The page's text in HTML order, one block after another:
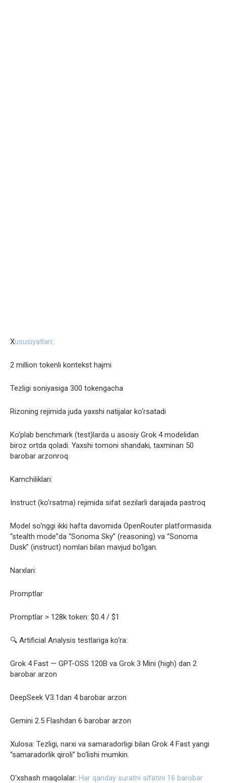
Xususiyatlari:
2 million tokenli kontekst hajmi
Tezligi soniyasiga 300 tokengacha
Rizoning rejimida juda yaxshi natijalar ko‘rsatadi
Ko‘plab benchmark (test)larda u asosiy Grok 4 modelidan
biroz ortda qoladi. Yaxshi tomoni shandaki, taxminan 50
barobar arzonroq.
Kamchiliklari:
Instruct (ko‘rsatma) rejimida sifat sezilarli darajada pastroq
Model so‘nggi ikki hafta davomida OpenRouter platformasida
“stealth mode”da “Sonoma Sky” (reasoning) va “Sonoma
Dusk” (instruct) nomlari bilan mavjud bo‘lgan.
Narxlari:
Promptlar
Promptlar > 128k token: $0.4 / $1
🔍 Artificial Analysis testlariga ko‘ra:
Grok 4 Fast — GPT-OSS 120B va Grok 3 Mini (high) dan 2
barobar arzon
DeepSeek V3.1dan 4 barobar arzon
Gemini 2.5 Flashdan 6 barobar arzon
Xulosa: Tezligi, narxi va samaradorligi bilan Grok 4 Fast yangi
“samaradorlik qiroli” bo‘lishi mumkin.
O‘xshash maqolalar: Har qanday suratni sifatini 16 barobar